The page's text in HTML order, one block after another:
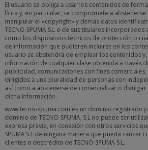
El usuario se obliga a usar los contenidos de
lícita y, en particular, se compromete a
manipular el «copyright» y demás datos
TECNO-SPUMA S.L o de sus titulares
como los dispositivos técnicos de protección o
de información que pudieren incluirse en los
usuario se abstendrá de emplear los contenidos
información de cualquier clase obtenida a través
publicidad, comunicaciones con fines
dirigidos a una pluralidad de personas con
así como a abstenerse de comercializar o
dicha información.
www.tecno-spuma.com es un dominio registrado
dominio de TECNO-SPUMA, S.L no puede ser
expresa previa, en conexión con otros servicios
SPUMA S.L de ninguna manera que pueda causar
clientes o descrédito de TECNO-SPUMA S.L.